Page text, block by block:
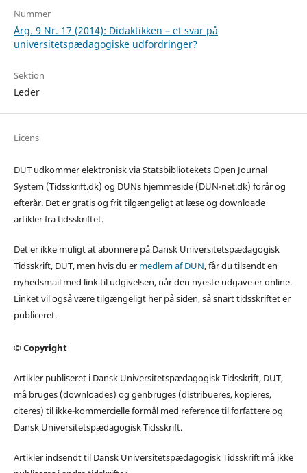
Nummer
Årg. 9 Nr. 17 (2014): Didaktikken – et svar på
universitetspædagogiske udfordringer?
Sektion
Leder
Licens
DUT udkommer elektronisk via Statsbibliotekets Open Journal
System (Tidsskrift.dk) og DUNs hjemmeside (DUN-net.dk) forår og
efterår. Det er gratis og frit tilgængeligt at læse og downloade
artikler fra tidsskriftet.
Det er ikke muligt at abonnere på Dansk Universitetspædagogisk
Tidsskrift, DUT, men hvis du er medlem af DUN, får du tilsendt en
nyhedsmail med link til udgivelsen, når den nyeste udgave er online.
Linket vil også være tilgængeligt her på siden, så snart tidsskriftet er
publiceret.
© Copyright
Artikler publiseret i Dansk Universitetspædagogisk Tidsskrift, DUT,
må bruges (downloades) og genbruges (distribueres, kopieres,
citeres) til ikke-kommercielle formål med reference til forfattere og
Dansk Universitetspædagogisk Tidsskrift.
Artikler indsendt til Dansk Universitetspædagogisk Tidsskrift må ikke